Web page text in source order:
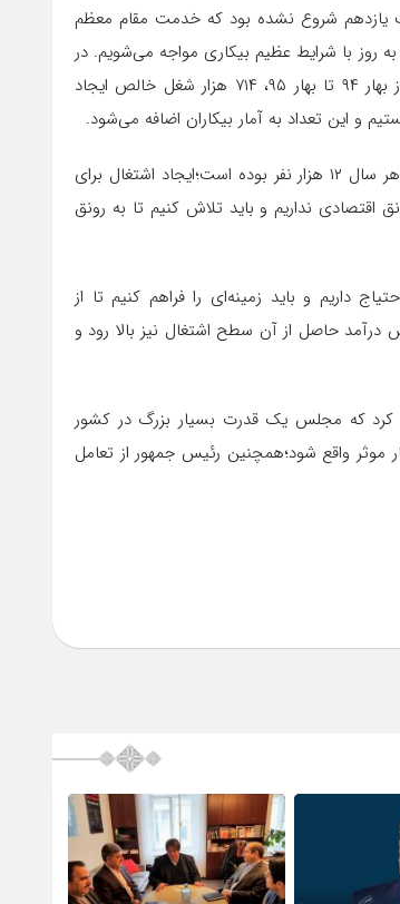
یازدهم شروع نشده بود که خدمت مقام معظم
روز با شرایط عظیم بیکاری مواجه می‌شویم. در
بهار ۹۵ تقاضای کار یک میلیون و ۴۰ هزار نفر بوده است که مرکز آمار عنوان کرد از بهار ۹۴ تا بهار ۹۵، ۷۱۴ هزار شغل خالص ایجاد
وی افزود: رئیس جمهور بیان کرد در دولت قبل شغل خالصی که ایجاد شده بود در هر سال ۱۲ هزار نفر بوده است؛ایجاد اشتغال برای
اقتصادی نداریم و باید تلاش کنیم تا به رونق
داریم و باید زمینه‌ای را فراهم کنیم تا از
درآمد حاصل از آن سطح اشتغال نیز بالا رود و
کرد که مجلس یک قدرت بسیار بزرگ در کشور
واقع شود؛همچنین رئیس جمهور از تعامل